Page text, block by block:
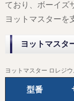
ており、ボーイズ
ヨットマスターを
ヨットマスタ
ヨットマスター ロレジ
型番